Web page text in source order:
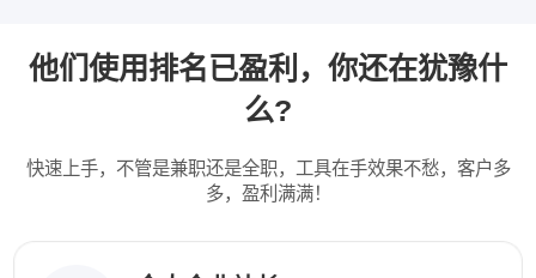
他们使用排名已盈利，你还在犹豫什
么?
快速上手，不管是兼职还是全职，工具在手效果不愁，客户多
多，盈利满满！